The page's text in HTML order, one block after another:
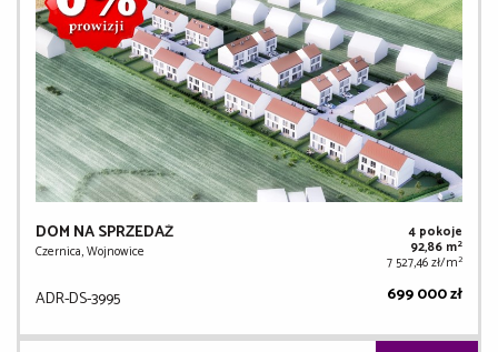
DOM NA SPRZEDAŻ
Czernica, Wojnowice
4 pokoje
92,86 m2
7 527,46 zł/m2
ADR-DS-3995 699 000 zł